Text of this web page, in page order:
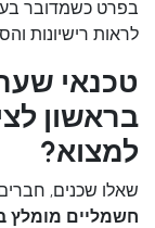
בפרט כשמדובר
לראות רישיונות
טכנאי
בראשון
למצוא?
שאלו שכנים,
חשמליים מומלץ